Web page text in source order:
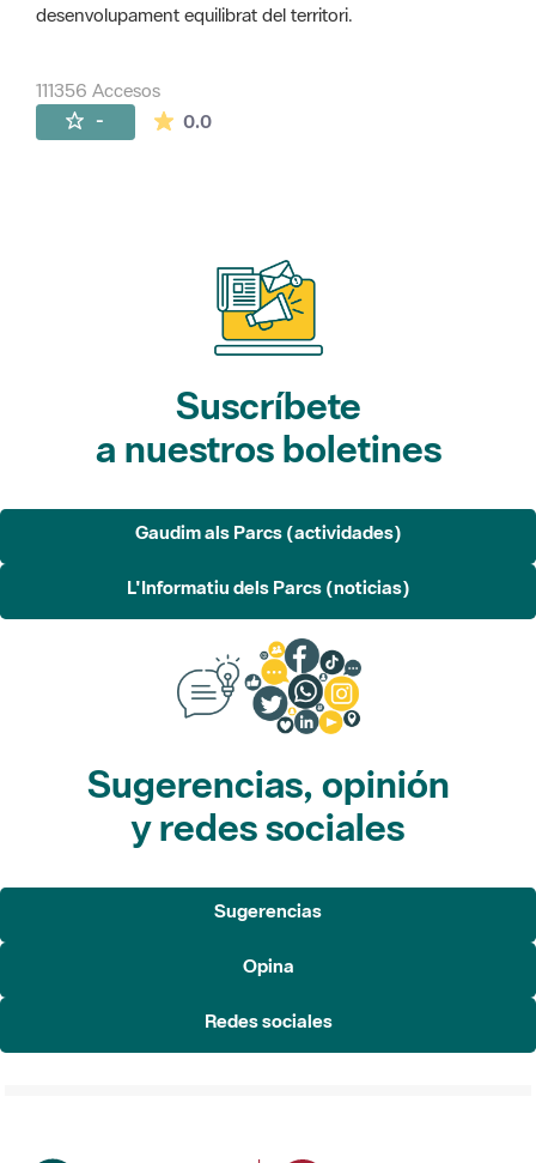
desenvolupament equilibrat del territori.
111356 Accesos
- 0.0La valoración media es de 0 estrellas de
Suscríbete
a nuestros boletines
Gaudim als Parcs (actividades)
L'Informatiu dels Parcs (noticias)
Sugerencias, opinión
y redes sociales
Sugerencias
Opina
Redes sociales